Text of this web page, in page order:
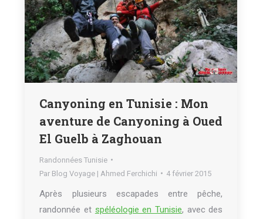
Canyoning en Tunisie : Mon
aventure de Canyoning à Oued
El Guelb à Zaghouan
Randonnées Tunisie
Par Blog Voyage | Ahmed Ferchichi 4 février 2015
Après plusieurs escapades entre pêche,
randonnée et spéléologie en Tunisie, avec des